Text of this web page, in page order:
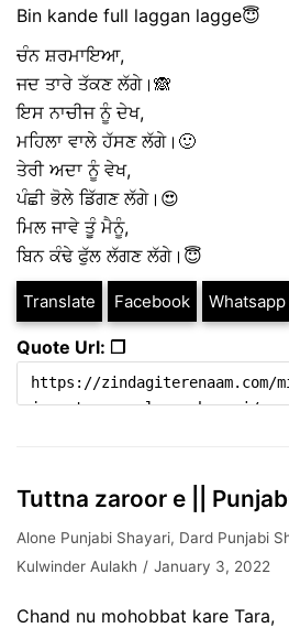
Bin kande full laggan lagge😇
ਚੰਨ ਸ਼ਰਮਾਇਆ,
ਜਦ ਤਾਰੇ ਤੱਕਣ ਲੱਗੇ।🙈
ਇਸ ਨਾਚੀਜ ਨੂੰ ਦੇਖ,
ਮਹਿਲਾ ਵਾਲੇ ਹੱਸਣ ਲੱਗੇ।🙂
ਤੇਰੀ ਅਦਾ ਨੂੰ ਵੇਖ,
ਪੰਛੀ ਭੋਲੇ ਡਿੱਗਣ ਲੱਗੇ।😍
ਮਿਲ ਜਾਵੇ ਤੂੰ ਮੈਨੂੰ,
ਬਿਨ ਕੰਢੇ ਫੁੱਲ ਲੱਗਣ ਲੱਗੇ।😇
Translate Facebook Whatsapp
Quote Url: ❐
Tuttna zaroor e ||
Alone Punjabi Shayari, Dard Punjabi
Kulwinder Aulakh
January 3, 2022
Chand nu mohobbat kare Tara,